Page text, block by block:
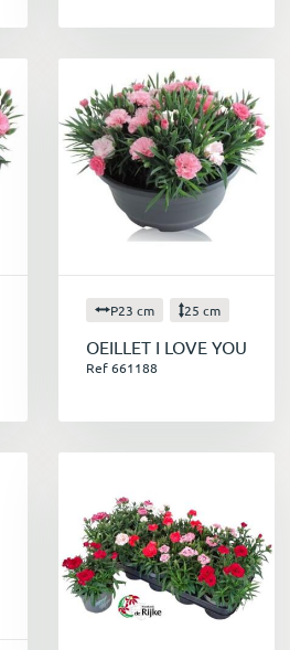
P23 cm 25 cm
OEILLET I LOVE YOU
Ref 661188